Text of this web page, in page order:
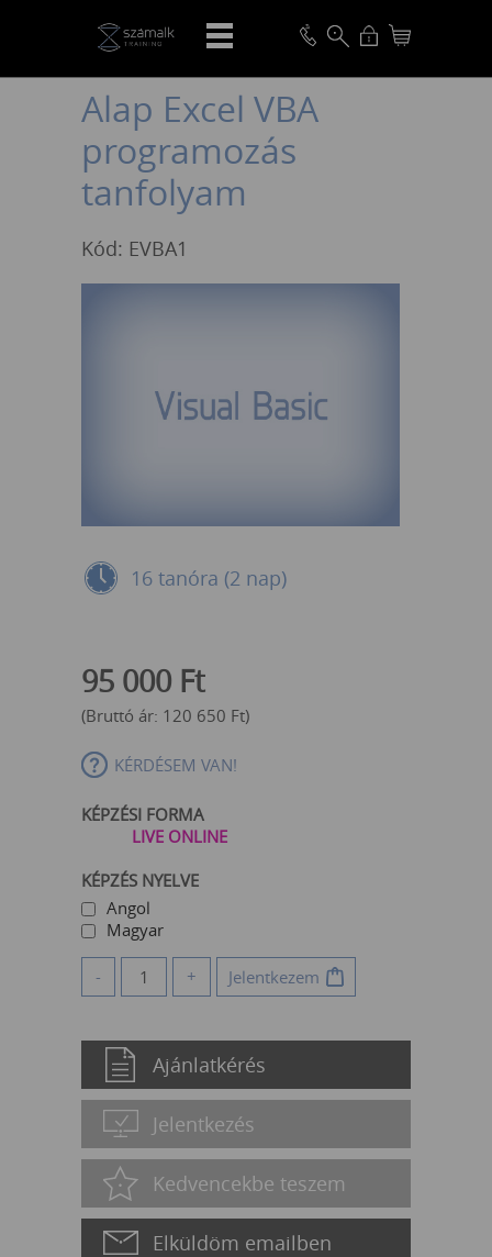
VISSZA
Alap Excel VBA
programozás
tanfolyam
Kód: EVBA1
16 tanóra (2 nap)
95 000 Ft
(Bruttó ár: 120 650 Ft)
KÉRDÉSEM VAN!
KÉPZÉSI FORMA
LIVE ONLINE
KÉPZÉS NYELVE
Angol
Magyar
- + Jelentkezem
Ajánlatkérés
Jelentkezés
Kedvencekbe teszem
Elküldöm emailben